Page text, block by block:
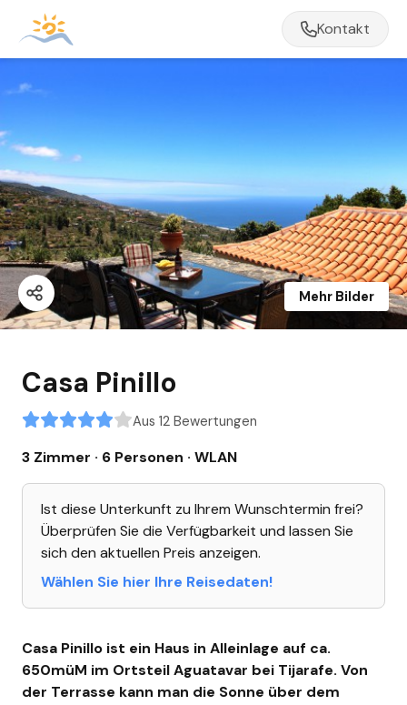
Mehr Bilder
Casa Pinillo
Aus 12 Bewertungen
3 Zimmer · 6 Personen · WLAN
Ist diese Unterkunft zu Ihrem Wunschtermin frei?
Überprüfen Sie die Verfügbarkeit und lassen Sie
sich den aktuellen Preis anzeigen.
Wählen Sie hier Ihre Reisedaten!
Casa Pinillo ist ein Haus in Alleinlage auf ca.
650müM im Ortsteil Aguatavar bei Tijarafe. Von
der Terrasse kann man die Sonne über dem
Kontakt